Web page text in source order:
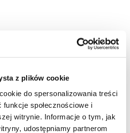
z plików cookie
do spersonalizowania treści
społecznościowe i
witrynie. Informacje o tym, jak
udostępniamy partnerom